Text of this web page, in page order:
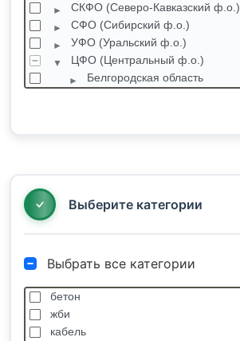
СКФО (Северо-Кавказский ф.о.)
СФО (Сибирский ф.о.)
УФО (Уральский ф.о.)
ЦФО (Центральный ф.о.)
Белгородская область
Выберите категории
Выбрать все категории
бетон
жби
кабель